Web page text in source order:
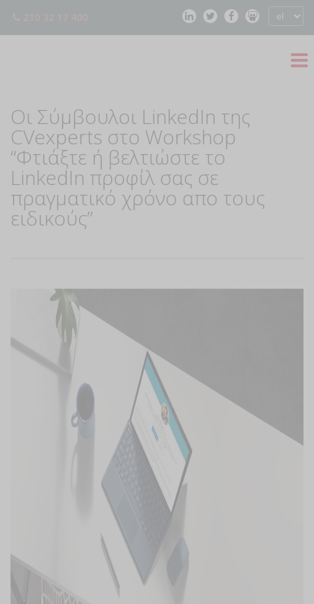
Οι Σύμβουλοι LinkedIn της
CVexperts στο Workshop
“Φτιάξτε ή βελτιώστε το
LinkedIn προφίλ σας σε
πραγματικό χρόνο απο τους
ειδικούς”